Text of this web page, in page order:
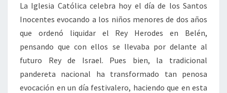
La Iglesia Católica celebra hoy el día de los Santos
Inocentes evocando a los niños menores de dos años
que ordenó liquidar el Rey Herodes en Belén,
pensando que con ellos se llevaba por delante al
futuro Rey de Israel. Pues bien, la tradicional
pandereta nacional ha transformado tan penosa
evocación en un día festivalero, haciendo que en esta